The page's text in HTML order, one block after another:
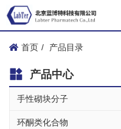
首页
产品目录
产品中心
手性砌块分子
环酮类化合物